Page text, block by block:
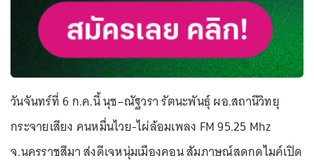
วันจันทร์ที่ 6 ก.ค.นี้ นุช–ณัฐวรา รัตนะพันธุ์ ผอ.สถานีวิทยุ
กระจายเสียง คนหมื่นไวย-ไผ่ล้อมเพลง FM 95.25 Mhz
จ.นครราชสีมา ส่งดีเจหนุ่มเมืองคอน สัมภาษณ์สดกดไมค์เปิด